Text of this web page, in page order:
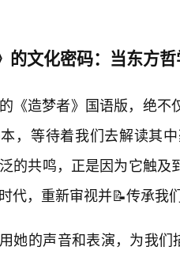
的文化密码：当东方
《造梦者》国语版，绝不
，等待着我们去解读其
的共鸣，正是因为它触
代，重新审视并📝传承我
她的声音和表演，为我们